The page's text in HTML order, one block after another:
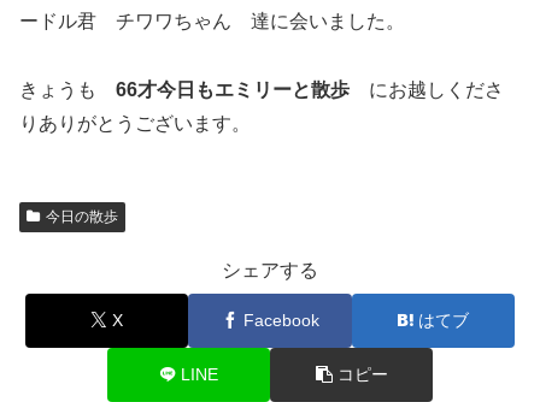
ードル君 チワワちゃん 達に会いました。
きょうも 66才今日もエミリーと散歩 にお越しくださ
りありがとうございます。
今日の散歩
シェアする
X Facebook はてブ
LINE コピー